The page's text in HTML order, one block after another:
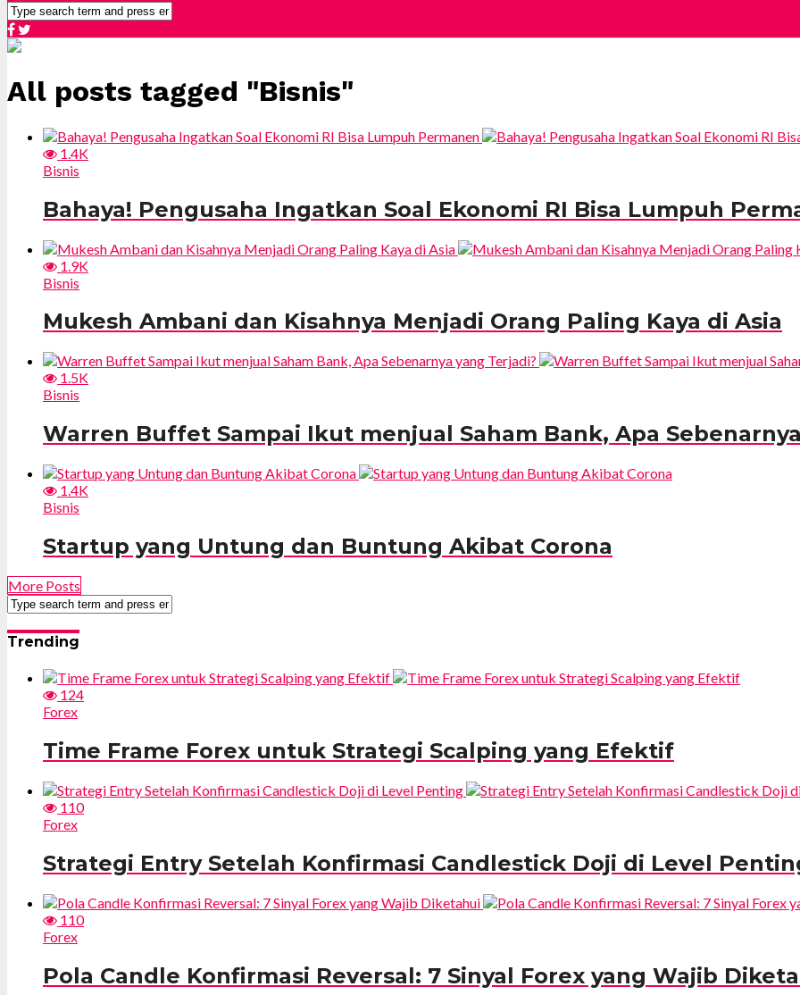
All posts tagged "Bisnis"
1.4K
Bisnis
Bahaya! Pengusaha Ingatkan Soal Ekonomi RI Bisa Lumpuh
1.9K
Bisnis
Mukesh Ambani dan Kisahnya Menjadi Orang Paling Kaya di Asia
1.5K
Bisnis
Warren Buffet Sampai Ikut menjual Saham Bank, Apa
1.4K
Bisnis
Startup yang Untung dan Buntung Akibat Corona
More Posts
Trending
124
Forex
Time Frame Forex untuk Strategi Scalping yang Efektif
110
Forex
Strategi Entry Setelah Konfirmasi Candlestick Doji di Level
110
Forex
Pola Candle Konfirmasi Reversal: 7 Sinyal Forex yang Wajib